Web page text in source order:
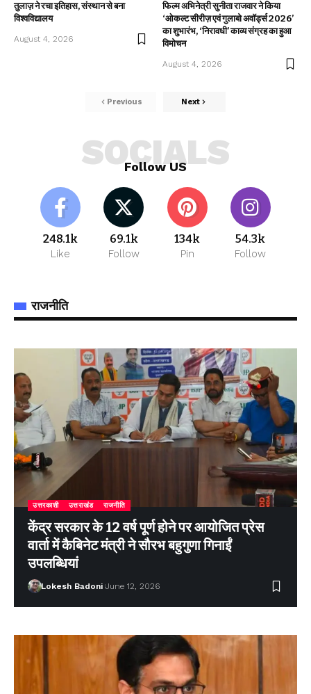
तुलाज़ ने रचा इतिहास, संस्थान से बना
विश्वविद्यालय
August 4, 2026
फिल्म अभिनेत्री सुनीता राजवार ने किया
‘ओकल्ट सीरीज़ एवं गुलाबो अवॉर्ड्स 2026’
का शुभारंभ, ‘निरावधी’ काव्य संग्रह का हुआ
विमोचन
August 4, 2026
Previous Next
Follow US
SOCIALS
248.1k
Like
69.1k
Follow
134k
Pin
54.3k
Follow
राजनीति
उत्तरकाशी उत्तराखंड राजनीति
केंद्र सरकार के 12 वर्ष पूर्ण होने पर आयोजित प्रेस
वार्ता में कैबिनेट मंत्री ने सौरभ बहुगुणा गिनाईं
उपलब्धियां
Lokesh Badoni June 12, 2026